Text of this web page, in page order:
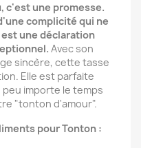
c'est une promesse.
complicité qui ne
une déclaration
Avec son
sincère, cette tasse
Elle est parfaite
importe le temps
"tonton d'amour".
pour Tonton :